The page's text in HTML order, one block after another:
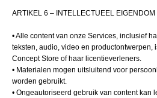
ARTIKEL 6 – INTELLECTUEEL EIGENDOM
• Alle content van onze Services, inclusief
teksten, audio, video en productontwerpen,
Concept Store of haar licentieverleners.
• Materialen mogen uitsluitend voor
worden gebruikt.
• Ongeautoriseerd gebruik van content kan